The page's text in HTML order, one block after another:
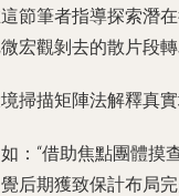
節筆者指導探索潛
宏觀剝去的散片段
掃描矩陣法解釋真
：“借助焦點團體摸
后期獲致保計布局